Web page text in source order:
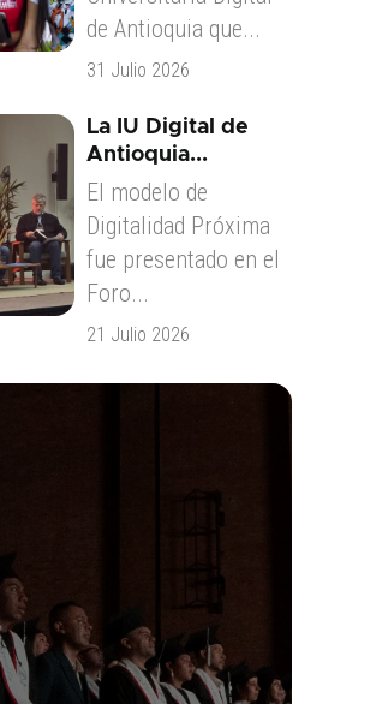
de Antioquia que...
31 Julio 2026
La IU Digital de
Antioquia...
El modelo de
Digitalidad Próxima
fue presentado en el
Foro...
21 Julio 2026